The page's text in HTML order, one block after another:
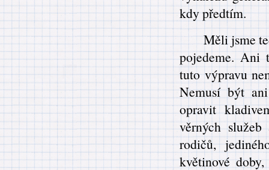
kdy předtím.
Měli jsme
pojedeme. Ani
tuto výpravu
Nemusí být
opravit
věrných
rodičů,
květinové